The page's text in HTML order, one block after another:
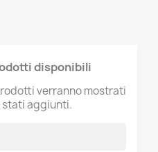
disponibili
verranno mostrati
stati aggiunti.